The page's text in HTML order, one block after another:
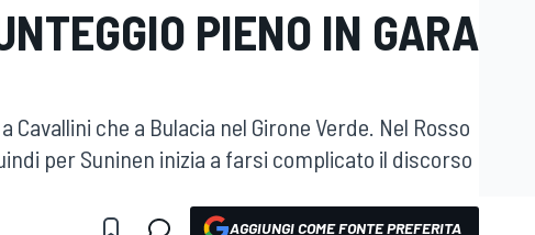
PIENO IN GARA
che a Bulacia nel Girone Verde. Nel Rosso
per Suninen inizia a farsi complicato il discorso
AGGIUNGI COME FONTE PREFERITA